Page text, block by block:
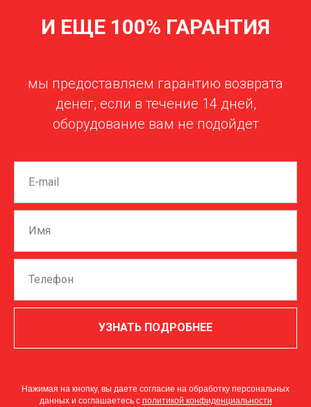
И ЕЩЕ 100% ГАРАНТИЯ
мы предоставляем гарантию возврата
денег, если в течение 14 дней,
оборудование вам не подойдет
УЗНАТЬ ПОДРОБНЕЕ
Нажимая на кнопку, вы даете согласие на обработку персональных
данных и соглашаетесь c политикой конфиденциальности